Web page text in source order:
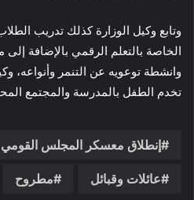
وتابع وكيل الوزارة كذلك تدريب
الخاصة بالتعلم الرقمي بالإضافة إلى
وانشطة توعويه عن التنمر وأنواعه،
تخدم الطفل بالمدرسة والمجتمع
إنطلاق معسكر المجلس القومي
عائلات وقبائل مطروح